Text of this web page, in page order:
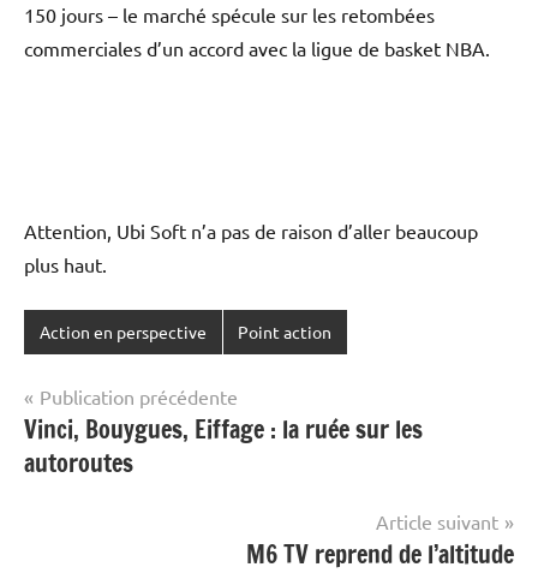
150 jours – le marché spécule sur les retombées
commerciales d’un accord avec la ligue de basket NBA.
Attention, Ubi Soft n’a pas de raison d’aller beaucoup
plus haut.
Action en perspective Point action
Navigation
de
l’article
Publication précédente
Vinci, Bouygues, Eiffage : la ruée sur les
autoroutes
Article suivant
M6 TV reprend de l’altitude